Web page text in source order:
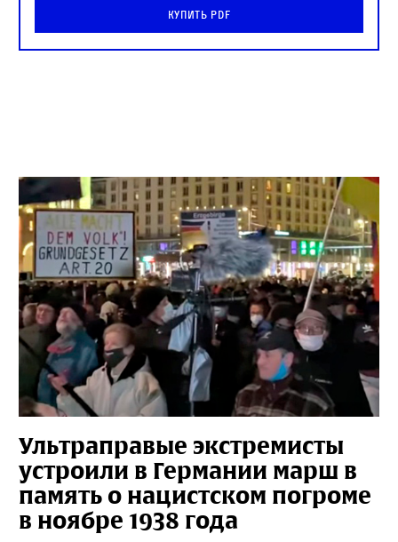
Купить PDF
Ультраправые экстремисты
устроили в Германии марш в
память о нацистском погроме
в ноябре 1938 года